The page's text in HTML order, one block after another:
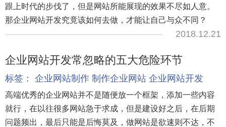
跟上时代的步伐了，但是网站所能展现的效果不尽如人意。
那企业网站开发究竟该如何去做，才能让自己与众不同？
2018.12.21
企业网站开发常忽略的五大危险环节
标签： 企业网站制作 制作企业网站 企业网站开发
高端优秀的企业网站并不是随便放一个框架，添加一些内容
就行，在以往很多网站急于求成，但是建设好之后，在后期
问题频出，最后只能是后悔莫及，做网站是欲速则不达，不